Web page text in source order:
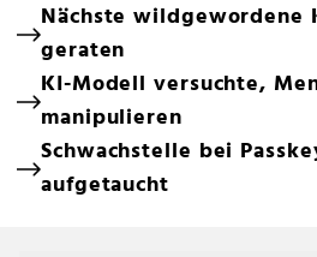
Nächste wildgewordene
geraten
KI-Modell versuchte,
manipulieren
Schwachstelle bei
aufgetaucht